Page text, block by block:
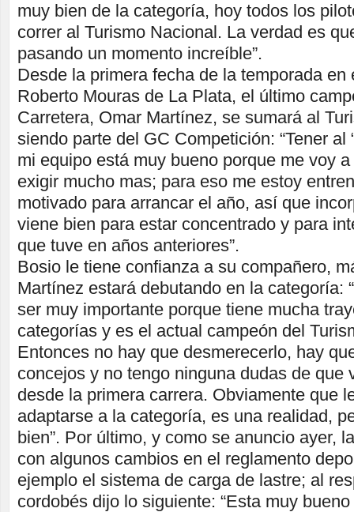
muy bien de la categoría, hoy todos los
correr al Turismo Nacional. La verdad es
pasando un momento increíble”.
Desde la primera fecha de la temporada en
Roberto Mouras de La Plata, el último
Carretera, Omar Martínez, se sumará al
siendo parte del GC Competición: “Tener al
mi equipo está muy bueno porque me voy
exigir mucho mas; para eso me estoy
motivado para arrancar el año, así que
viene bien para estar concentrado y para
que tuve en años anteriores”.
Bosio le tiene confianza a su compañero,
Martínez estará debutando en la categoría:
ser muy importante porque tiene mucha
categorías y es el actual campeón del
Entonces no hay que desmerecerlo, hay
concejos y no tengo ninguna dudas de que
desde la primera carrera. Obviamente que
adaptarse a la categoría, es una realidad,
bien”. Por último, y como se anuncio ayer,
con algunos cambios en el reglamento
ejemplo el sistema de carga de lastre; al
cordobés dijo lo siguiente: “Esta muy